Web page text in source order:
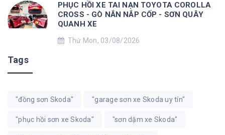
PHỤC HỒI XE TAI NẠN TOYOTA COROLLA
CROSS - GÒ NẮN NẮP CỐP - SƠN QUÂY
QUANH XE
Thứ Mon, 03/08/2026
Tags
"đồng sơn Skoda" "garage sơn xe Skoda uy tín"
"phục hồi sơn xe Skoda" "sơn dặm xe Skoda"